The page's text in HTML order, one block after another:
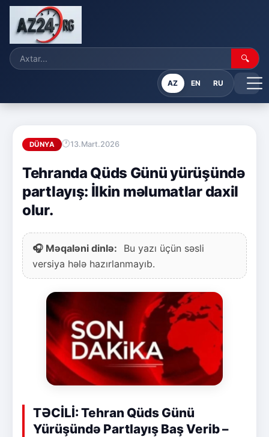
🔍
AZ EN RU
DÜNYA 13.Mart.2026
Tehranda Qüds Günü yürüşündə
partlayış: İlkin məlumatlar daxil
olur.
🎧 Məqaləni dinlə:
Bu yazı üçün səsli
versiya hələ hazırlanmayıb.
TƏCİLİ: Tehran Qüds Günü
Yürüşündə Partlayış Baş Verib –